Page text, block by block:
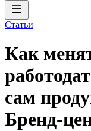
Статьи
Как
сам
Бренд-